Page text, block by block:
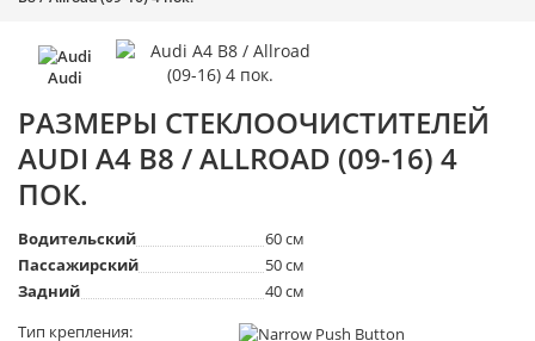
Audi
РАЗМЕРЫ СТЕКЛООЧИСТИТЕЛЕЙ
AUDI A4 B8 / ALLROAD (09-16) 4
ПОК.
Водительский
60 см
Пассажирский
50 см
Задний
40 см
Тип крепления: